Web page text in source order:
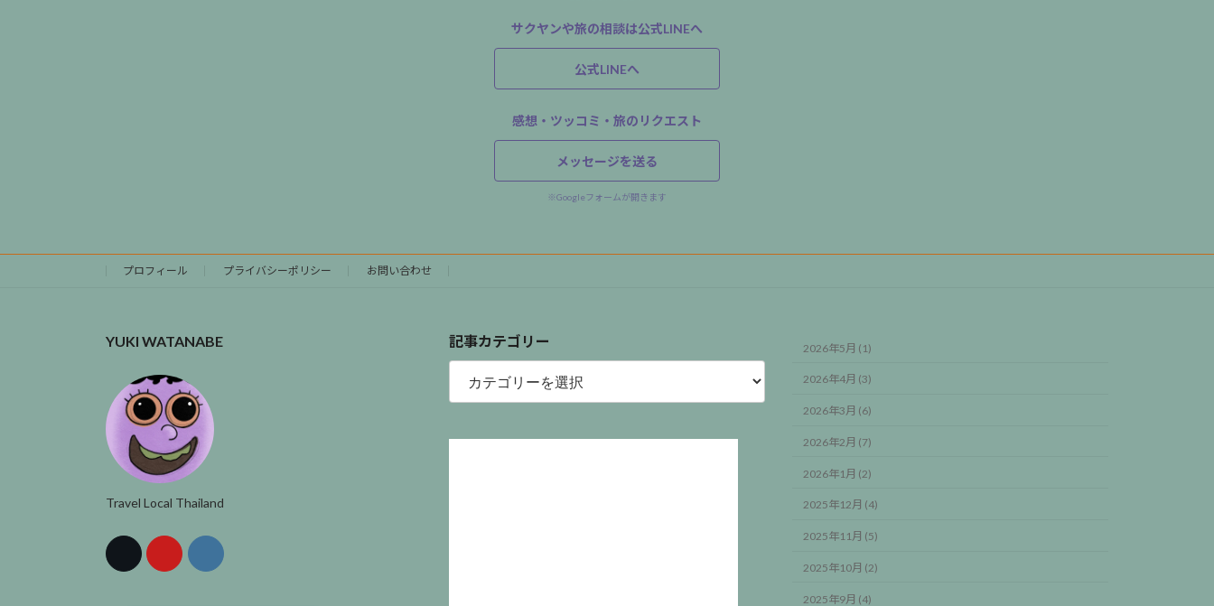
サクヤンや旅の相談は公式LINEへ
公式LINEへ
感想・ツッコミ・旅のリクエスト
メッセージを送る
※Googleフォームが開きます
プロフィール プライバシーポリシー お問い合わせ
YUKI WATANABE
Travel Local Thailand
記事カテゴリー
記
テ
リ
2026年5月 (1)
2026年4月 (3)
2026年3月 (6)
2026年2月 (7)
2026年1月 (2)
2025年12月 (4)
2025年11月 (5)
2025年10月 (2)
2025年9月 (4)